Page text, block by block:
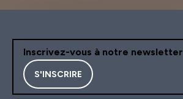
Inscrivez-vous à notre newsletter
S'INSCRIRE